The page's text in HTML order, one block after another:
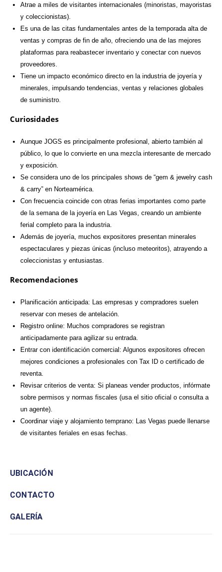
Atrae a miles de visitantes internacionales (minoristas, mayoristas
y coleccionistas).
Es una de las citas fundamentales antes de la temporada alta de
ventas y compras de fin de año, ofreciendo una de las mejores
plataformas para reabastecer inventario y conectar con nuevos
proveedores.
Tiene un impacto económico directo en la industria de joyería y
minerales, impulsando tendencias, ventas y relaciones globales
de suministro.
Curiosidades
Aunque JOGS es principalmente profesional, abierto también al
público, lo que lo convierte en una mezcla interesante de mercado
y exposición.
Se considera uno de los principales shows de “gem & jewelry cash
& carry” en Norteamérica.
Con frecuencia coincide con otras ferias importantes como parte
de la semana de la joyería en Las Vegas, creando un ambiente
ferial completo para la industria.
Además de joyería, muchos expositores presentan minerales
espectaculares y piezas únicas (incluso meteoritos), atrayendo a
coleccionistas y entusiastas.
Recomendaciones
Planificación anticipada: Las empresas y compradores suelen
reservar con meses de antelación.
Registro online: Muchos compradores se registran
anticipadamente para agilizar su entrada.
Entrar con identificación comercial: Algunos expositores ofrecen
mejores condiciones a profesionales con Tax ID o certificado de
reventa.
Revisar criterios de venta: Si planeas vender productos, infórmate
sobre permisos y normas fiscales (usa el sitio oficial o consulta a
un agente).
Coordinar viaje y alojamiento temprano: Las Vegas puede llenarse
de visitantes feriales en esas fechas.
UBICACIÓN
CONTACTO
GALERÍA